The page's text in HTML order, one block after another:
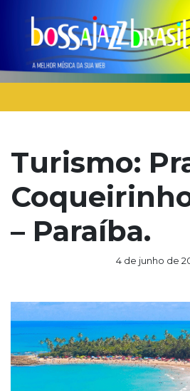
Turismo:
– Paraíba.
4 de junho de